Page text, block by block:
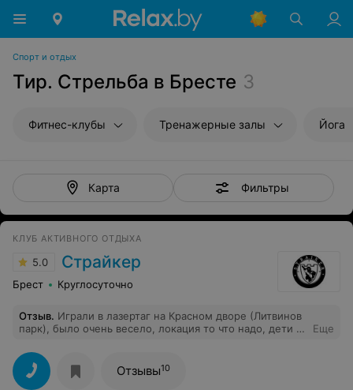
Спорт и отдых
Тир. Стрельба в Бресте 3
Фитнес-клубы Тренажерные залы Йога
Карта Фильтры
КЛУБ АКТИВНОГО ОТДЫХА
5.0 Страйкер
Брест Круглосуточно
Отзыв. Играли в лазертаг на Красном дворе (Литвинов
парк), было очень весело, локация то что надо, дети и
Еще
Отзывы10